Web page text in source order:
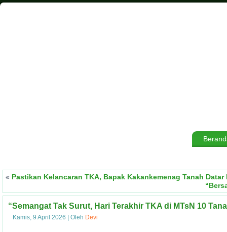
« Pastikan Kelancaran TKA, Bapak Kakankemenag Tanah
“Semangat Tak Surut, Hari Terakhir TKA di MTsN 10
Kamis, 9 April 2026 Oleh Devi